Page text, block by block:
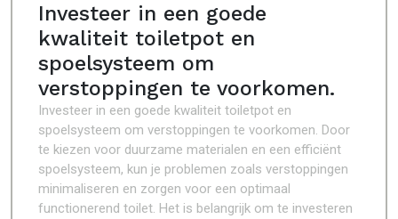
Investeer in een goede
kwaliteit toiletpot en
spoelsysteem om
verstoppingen te voorkomen.
Investeer in een goede kwaliteit toiletpot en
spoelsysteem om verstoppingen te voorkomen. Door
te kiezen voor duurzame materialen en een efficiënt
spoelsysteem, kun je problemen zoals verstoppingen
minimaliseren en zorgen voor een optimaal
functionerend toilet. Het is belangrijk om te investeren